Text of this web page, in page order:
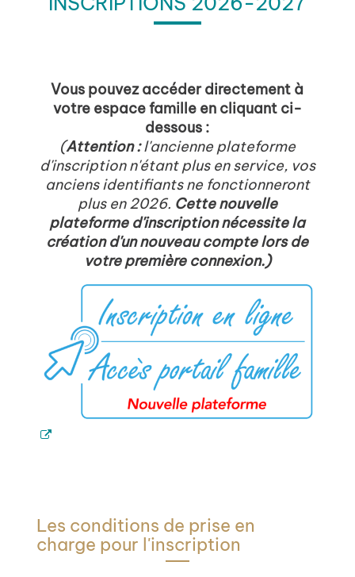
Vous pouvez accéder directement à
votre espace famille en cliquant ci-
dessous :
(Attention :l'ancienne plateforme
d'inscription n'étant plus en service, vos
anciens identifiants ne fonctionneront
plus en 2026. Cette nouvelle
plateforme d'inscription nécessite la
création d'un nouveau compte lors de
votre première connexion.)
Les conditions de prise en
charge pour l'inscription